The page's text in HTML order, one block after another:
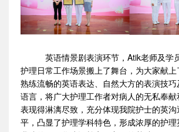
英语情景剧表演环节，Atik老师及学
护理日常工作场景搬上了舞台，为大家献上
熟练流畅的英语表达、自然大方的表演技
语言，将广大护理工作者对病人的无私奉
表现得淋漓尽致，充分体现我院护士的英
平，凸显了护理学科特色，形成浓厚的护